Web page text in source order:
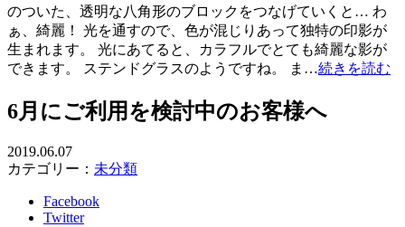
のついた、透明な八角形のブロックをつなげていくと… わ
ぁ、綺麗！ 光を通すので、色が混じりあって独特の印影が
生まれます。 光にあてると、カラフルでとても綺麗な影が
できます。 ステンドグラスのようですね。 ま…続きを読む
6月にご利用を検討中のお客様へ
2019.06.07
カテゴリー： 未分類
Facebook
Twitter